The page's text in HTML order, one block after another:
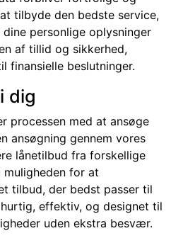
tilbyde den bedste service,
personlige oplysninger
af tillid og sikkerhed,
finansielle beslutninger.
dig
processen med at ansøge
ansøgning gennem vores
lånetilbud fra forskellige
for at
tilbud, der bedst passer til
effektiv, og designet til
uden ekstra besvær.